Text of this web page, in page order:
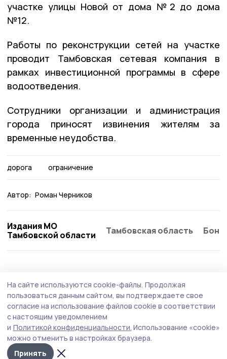
участке улицы Новой от дома №2 до дома
№12.
Работы по реконструкции сетей на участке
проводит Тамбовская сетевая компания в
рамках инвестиционной программы в сфере
водоотведения.
Сотрудники организации и администрация
города приносят извинения жителям за
временные неудобства.
дорога ограничение
Автор: Роман Черников
Издания МО
Тамбовской области
Тамбовская область
На сайте используются cookie-файлы. Продолжая
пользоваться данным сайтом, вы подтверждаете свое
согласие на использование файлов cookie в соответствии
с настоящим уведомлением
и Политикой конфиденциальности. Использование «cookie»
можно отменить в настройках браузера.
Принять